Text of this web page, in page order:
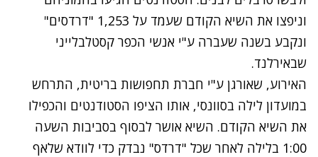
וניפצו את השיא הקודם שעמד על 1,253 "דרדסים"
ונקבע בשנה שעברה ע"י אנשי הכפר קסטלבלייני
שבאירלנד.
האירוע, שאורגן ע"י חברת תחפושות בריטית, התרחש
במועדון לילה בסוונסי, אותו הציפו הסטודנטים והכפילו
את השיא הקודם. השיא אושר לבסוף בסביבות השעה
1:00 בלילה לאחר שכל "דרדס" נבדק כדי לוודא שלאף